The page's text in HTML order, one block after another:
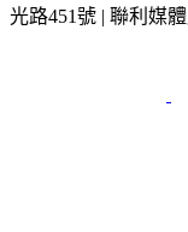
光路451號 | 聯利媒